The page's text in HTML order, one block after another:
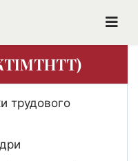
трудового